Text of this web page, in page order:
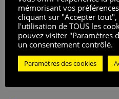
mais également leur bien-
long terme.
Vues des publications : 227
mémorisant vos
cliquant sur "Accepter tout",
l'utilisation de TOUS les
pouvez visiter "Paramètres
un consentement contrôlé.
Paramètres des cookies